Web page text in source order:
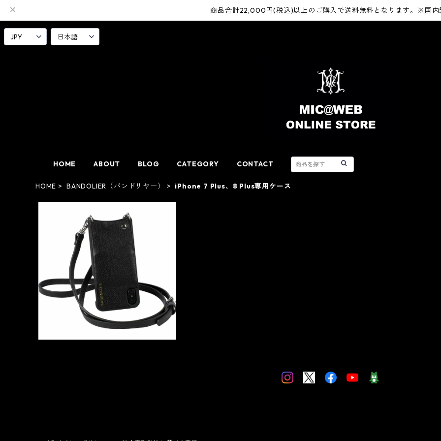
商品合計22,000円(税込)以上のご購入で送料無料となります。※国内
HOME ABOUT BLOG CATEGORY CONTACT
HOME BANDOLIER（バンドリヤー） iPhone 7 Plus、8 Plus専用ケース
エマ シルバー：BANDOLIER バンド
リヤー
¥11,880